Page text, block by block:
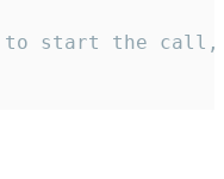
start the